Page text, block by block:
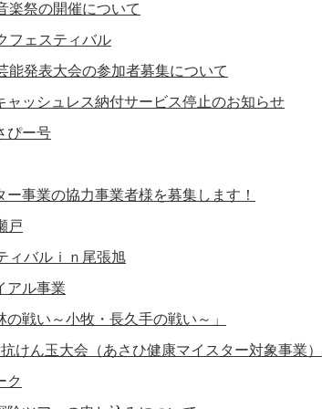
楽祭の開催について
フェスティバル
能発表大会の参加者募集について
ャッシュレス納付サービス停止のお知らせ
ぴー号
事業の協力事業者様を募集します！
戸
ィバルｉｎ尾張旭
アル事業
戦い～小牧・長久手の戦い～」
けん玉大会（あさひ健康マイスター対象事業）
ク